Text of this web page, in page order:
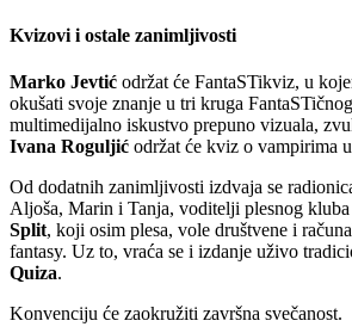
Kvizovi i ostale zanimljivosti
Marko Jevtić održat će FantaSTikviz, u
okušati svoje znanje u tri kruga
multimedijalno iskustvo prepuno vizuala,
Ivana Roguljić održat će kviz o vampirima
Od dodatnih zanimljivosti izdvaja se
Aljoša, Marin i Tanja, voditelji plesnog kluba
Split, koji osim plesa, vole društvene i
fantasy. Uz to, vraća se i izdanje uživo
Quiza.
Konvenciju će zaokružiti završna svečanost.